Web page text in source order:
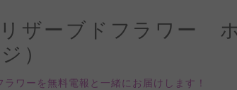
リザーブドフラワー
）
ワーを無料電報と一緒にお届けします！